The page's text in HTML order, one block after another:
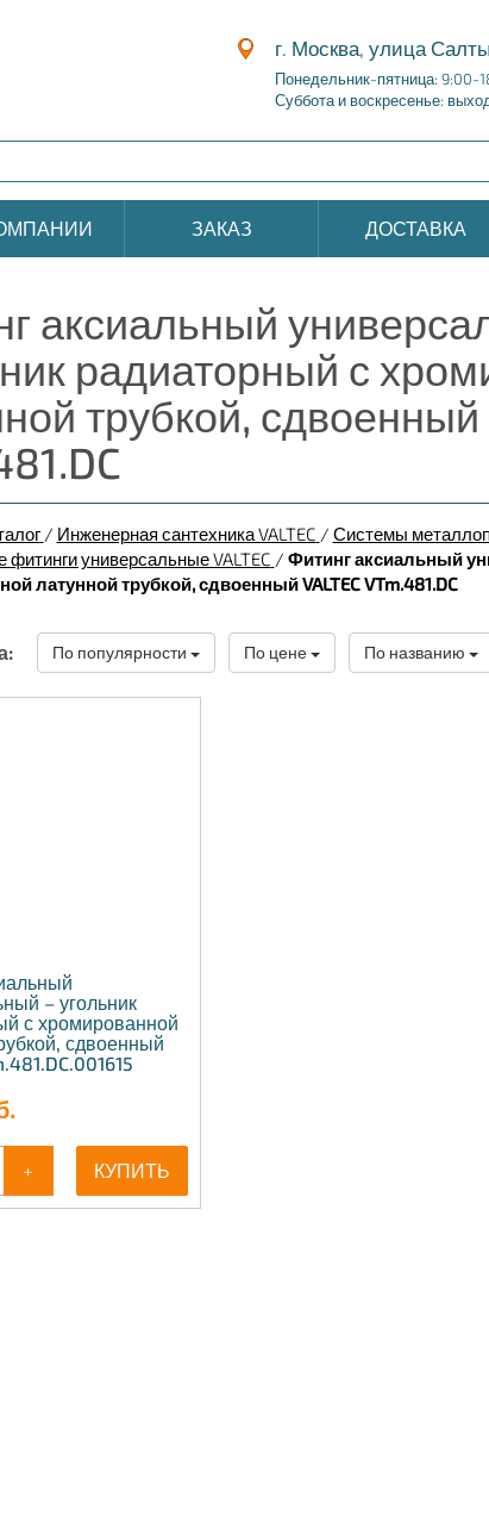
г. Москва, улица
Понедельник-пятница: 9:00-
Суббота и воскресенье:
ЗАКАЗ ДОСТАВКА
аксиальный
радиаторный с
трубкой, сдвоенный
/ Инженерная сантехника VALTEC / Системы
универсальные VALTEC / Фитинг аксиальный
латунной трубкой, сдвоенный VALTEC VTm.481.DC
По популярности По цене По названию
– угольник
с хромированной
сдвоенный
+ КУПИТЬ